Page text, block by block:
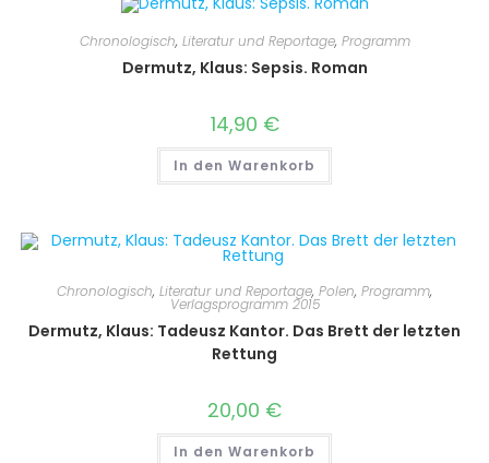
Chronologisch, Literatur und Reportage, Programm
Dermutz, Klaus: Sepsis. Roman
14,90 €
In den Warenkorb
Chronologisch, Literatur und Reportage, Polen, Programm,
Verlagsprogramm 2015
Dermutz, Klaus: Tadeusz Kantor. Das Brett der letzten
Rettung
20,00 €
In den Warenkorb